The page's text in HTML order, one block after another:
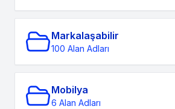
Markalaşabilir
100 Alan Adları
Mobilya
6 Alan Adları